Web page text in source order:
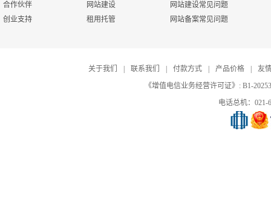
合作伙伴
创业支持
网站建设
租用托管
网站建设常见问题
网站备案常见问题
关于我们 联系我们 付款方式 产品价格
友
《增值电信业务经营许可证》: B1-
电话总机：021-